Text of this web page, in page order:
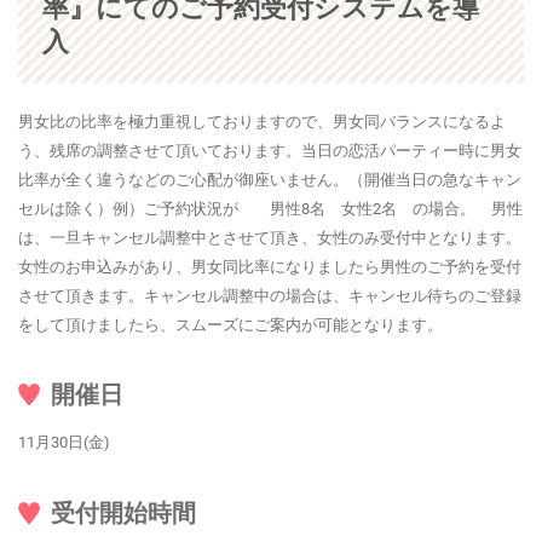
率』にてのご予約受付システムを導
入
男女比の比率を極力重視しておりますので、男女同バランスになるよ
う、残席の調整させて頂いております。当日の恋活パーティー時に男女
比率が全く違うなどのご心配が御座いません。（開催当日の急なキャン
セルは除く）例）ご予約状況が 男性8名 女性2名 の場合。 男性
は、一旦キャンセル調整中とさせて頂き、女性のみ受付中となります。
女性のお申込みがあり、男女同比率になりましたら男性のご予約を受付
させて頂きます。キャンセル調整中の場合は、キャンセル待ちのご登録
をして頂けましたら、スムーズにご案内が可能となります。
開催日
11月30日(金)
受付開始時間